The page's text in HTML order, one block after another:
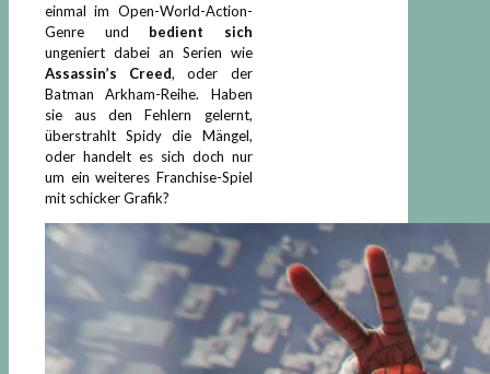
einmal im Open-World-Action-
Genre und bedient sich
ungeniert dabei an Serien wie
Assassin’s Creed, oder der
Batman Arkham-Reihe. Haben
sie aus den Fehlern gelernt,
überstrahlt Spidy die Mängel,
oder handelt es sich doch nur
um ein weiteres Franchise-Spiel
mit schicker Grafik?